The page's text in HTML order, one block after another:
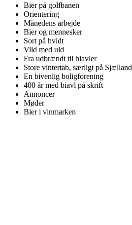
Bier på golfbanen
Orientering
Månedens arbejde
Bier og mennesker
Sort på hvidt
Vild med uld
Fra udbrændt til biavler
Store vintertab, særligt på Sjælland
En bivenlig boligforening
400 år med biavl på skrift
Annoncer
Møder
Bier i vinmarken